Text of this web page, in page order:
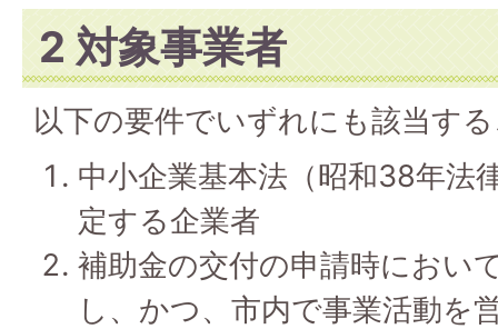
2 対象事業者
以下の要件でいずれにも該当す
中小企業基本法（昭和38年法
定する企業者
補助金の交付の申請時におい
し、かつ、市内で事業活動を